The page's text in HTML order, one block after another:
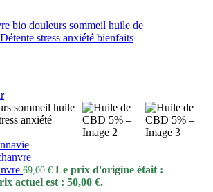
69,00€ Le prix d'origine était :
actuel est : 50,00 €.